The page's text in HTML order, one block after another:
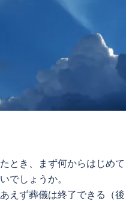
とき、まず何からはじめて
でしょうか。
えず葬儀は終了できる（後